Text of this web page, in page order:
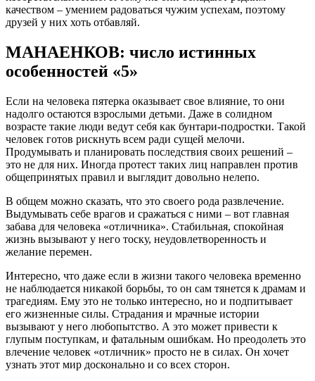
качеством – умением радоваться чужим успехам, поэтому
друзей у них хоть отбавляй.
МАНАЕНКОВ: число истинных
особенностей «5»
Если на человека пятерка оказывает свое влияние, то они
надолго остаются взрослыми детьми. Даже в солидном
возрасте такие люди ведут себя как бунтари-подростки. Такой
человек готов рискнуть всем ради сущей мелочи.
Продумывать и планировать последствия своих решений –
это не для них. Иногда протест таких лиц направлен против
общепринятых правил и выглядит довольно нелепо.
В общем можно сказать, что это своего рода развлечение.
Выдумывать себе врагов и сражаться с ними – вот главная
забава для человека «отличника». Стабильная, спокойная
жизнь вызывают у него тоску, неудовлетворенность и
желание перемен.
Интересно, что даже если в жизни такого человека временно
не наблюдается никакой борьбы, то он сам тянется к драмам и
трагедиям. Ему это не только интересно, но и подпитывает
его жизненные силы. Страдания и мрачные истории
вызывают у него любопытство. А это может привести к
глупым поступкам, и фатальным ошибкам. Но преодолеть это
влечение человек «отличник» просто не в силах. Он хочет
узнать этот мир досконально и со всех сторон.